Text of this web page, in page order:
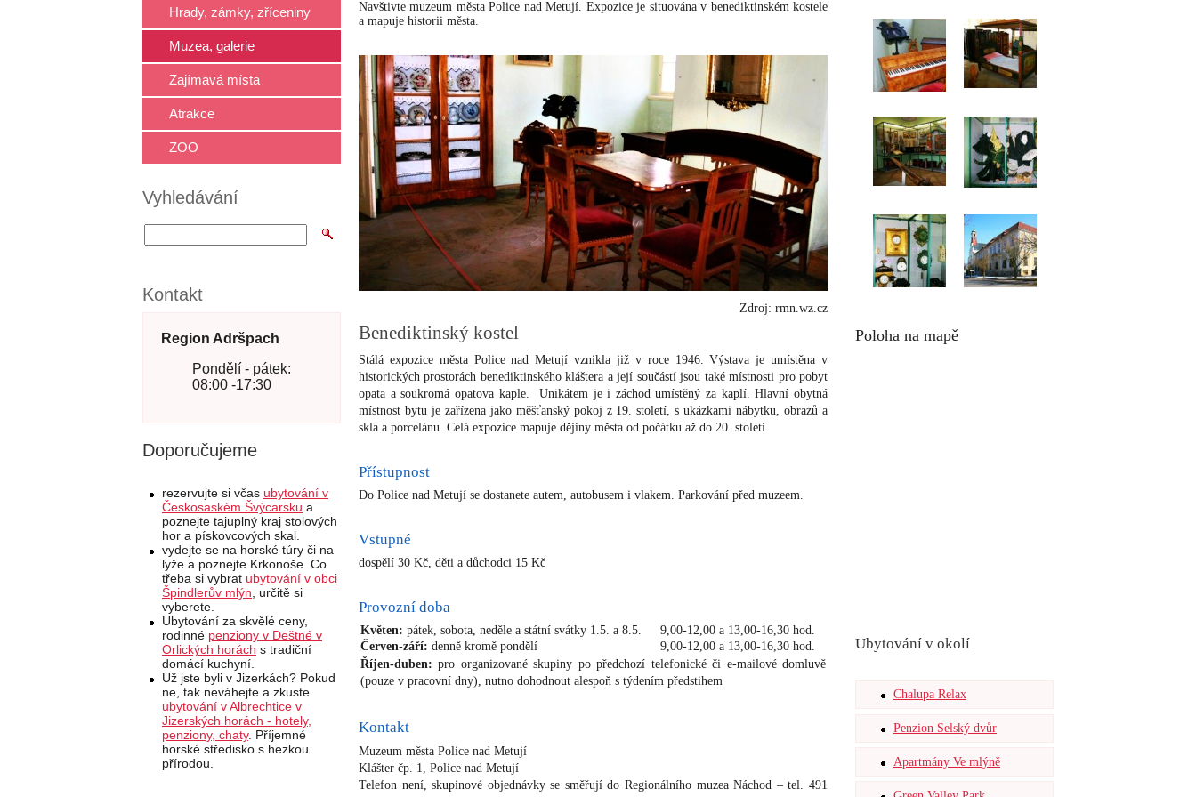
Poloha na mapě
Ubytování v okolí
Chalupa Relax
Penzion Selský dvůr
Apartmány Ve mlýně
Navštivte muzeum města Police nad Metují. Expozice je situována v benediktinském kostele
a mapuje historii města.
Zdroj: rmn.wz.cz
Benediktinský kostel
Stálá expozice města Police nad Metují vznikla již v roce 1946. Výstava je umístěna v
historických prostorách benediktinského kláštera a její součástí jsou také místnosti pro pobyt
opata a soukromá opatova kaple.
Unikátem je i záchod umístěný za kaplí. Hlavní obytná
místnost bytu je zařízena jako měšťanský pokoj z 19. století, s ukázkami nábytku, obrazů a
skla a porcelánu. Celá expozice mapuje dějiny města od počátku až do 20. století.
Přístupnost
Do Police nad Metují se dostanete autem, autobusem i vlakem. Parkování před muzeem.
Vstupné
dospělí 30 Kč, děti a důchodci 15 Kč
Provozní doba
Květen: pátek, sobota, neděle a státní svátky 1.5. a 8.5.
9,00-12,00 a 13,00-16,30 hod.
Červen-září: denně kromě pondělí
9,00-12,00 a 13,00-16,30 hod.
Říjen-duben: pro organizované skupiny po předchozí telefonické či e-mailové domluvě
(pouze v pracovní dny), nutno dohodnout alespoň s týdením předstihem
Kontakt
Muzeum města Police nad Metují
Klášter čp. 1, Police nad Metují
Telefon není, skupinové objednávky se směřují do Regionálního muzea Náchod – tel. 491
Hrady, zámky, zříceniny
Muzea, galerie
Zajímavá místa
Atrakce
ZOO
Vyhledávání
Kontakt
Region Adršpach
Pondělí - pátek:
08:00 -17:30
Doporučujeme
rezervujte si včas ubytování v
Českosaském Švýcarsku a
poznejte tajuplný kraj stolových
hor a pískovcových skal.
vydejte se na horské túry či na
lyže a poznejte Krkonoše. Co
třeba si vybrat ubytování v obci
Špindlerův mlýn, určitě si
vyberete.
Ubytování za skvělé ceny,
rodinné penziony v Deštné v
Orlických horách s tradiční
domácí kuchyní.
Už jste byli v Jizerkách? Pokud
ne, tak neváhejte a zkuste
ubytování v Albrechtice v
Jizerských horách - hotely,
penziony, chaty. Příjemné
horské středisko s hezkou
přírodou.